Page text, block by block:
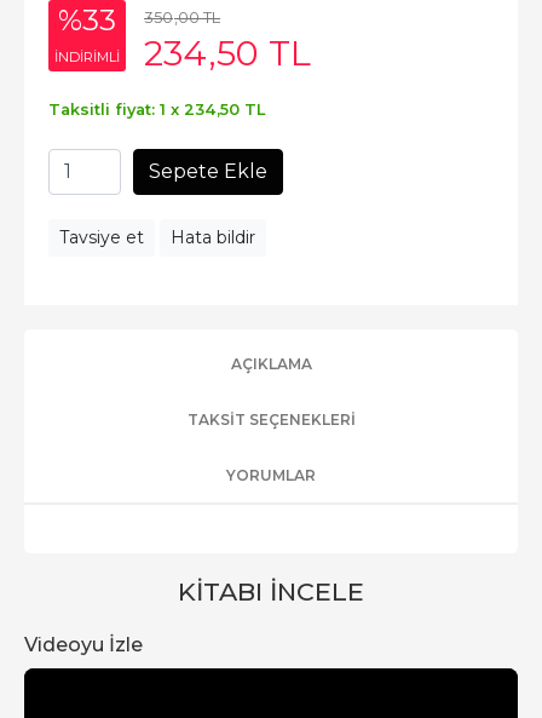
%33
INDIRIMLI
350,00TL
234,50 TL
Taksitli fiyat: 1 x 234,50 TL
Sepete Ekle
Tavsiye et Hata bildir
AÇIKLAMA
TAKSIT SEÇENEKLERI
YORUMLAR
KITABI İNCELE
Videoyu İzle